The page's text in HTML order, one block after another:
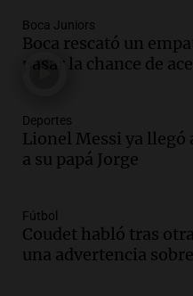
Episodios
Audio.El abuelo
Una mañana para
Episodios
Audio.Una
conviene priorizar
Una mañana para
Episodios
Boca Juniors
Boca rescató un
pasar la chance de
Deportes
Lionel Messi ya llegó
a su papá Jorge
Fútbol
Coudet habló tras
una advertencia